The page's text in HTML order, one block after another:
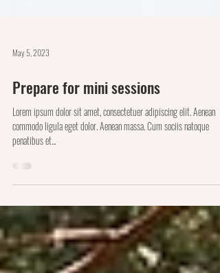
May 5, 2023
Prepare for mini sessions
Lorem ipsum dolor sit amet, consectetuer adipiscing elit. Aenean
penatibus et...